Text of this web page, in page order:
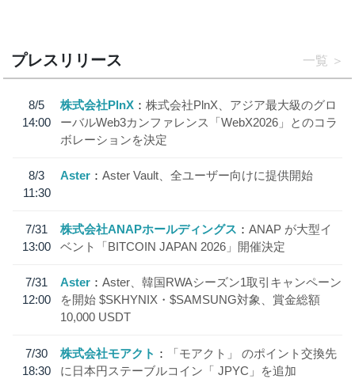
プレスリリース 一覧
8/5
14:00
株式会社PlnX
株式会社PlnX、アジア最大級のグロ
ーバルWeb3カンファレンス「WebX2026」とのコラ
ボレーションを決定
8/3
11:30
Aster Aster Vault、全ユーザー向けに提供開始
7/31
13:00
株式会社ANAPホールディングス
ANAP が大型イ
ベント「BITCOIN JAPAN 2026」開催決定
7/31
12:00
Aster
Aster、韓国RWAシーズン1取引キャンペーン
を開始 $SKHYNIX・$SAMSUNG対象、賞金総額
10,000 USDT
7/30
18:30
株式会社モアクト
「モアクト」 のポイント交換先
に日本円ステーブルコイン「 JPYC」を追加